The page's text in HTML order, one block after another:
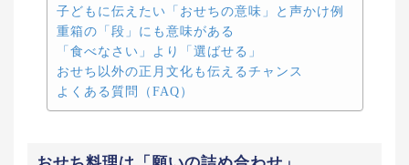
子どもに伝えたい「おせちの意味」と声かけ例
重箱の「段」にも意味がある
「食べなさい」より「選ばせる」
おせち以外の正月文化も伝えるチャンス
よくある質問（FAQ）